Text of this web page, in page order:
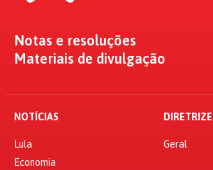
Notas e resoluções
Materiais de divulgação
NOTÍCIAS
Lula
Economia
Geral